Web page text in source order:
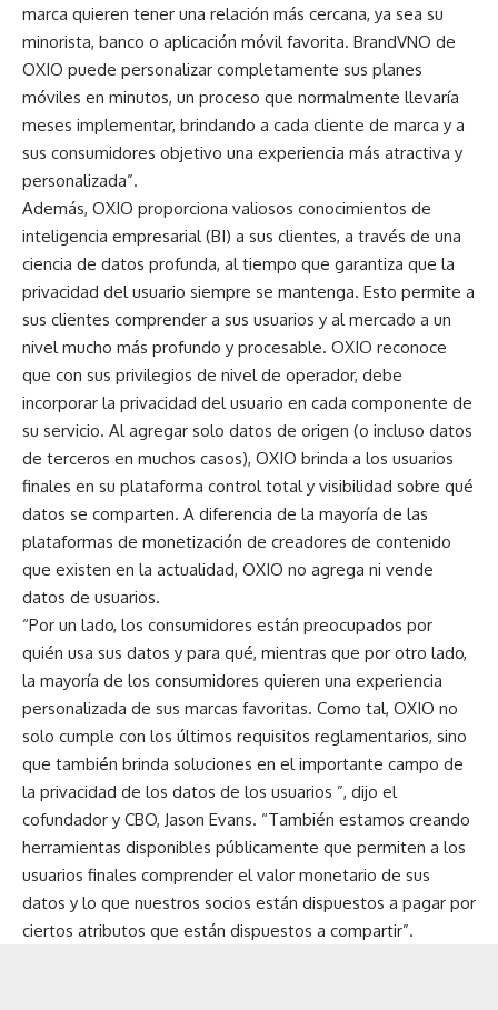
marca quieren tener una relación más cercana, ya sea su
minorista, banco o aplicación móvil favorita. BrandVNO de
OXIO puede personalizar completamente sus planes
móviles en minutos, un proceso que normalmente llevaría
meses implementar, brindando a cada cliente de marca y a
sus consumidores objetivo una experiencia más atractiva y
personalizada”.
Además, OXIO proporciona valiosos conocimientos de
inteligencia empresarial (BI) a sus clientes, a través de una
ciencia de datos profunda, al tiempo que garantiza que la
privacidad del usuario siempre se mantenga. Esto permite a
sus clientes comprender a sus usuarios y al mercado a un
nivel mucho más profundo y procesable. OXIO reconoce
que con sus privilegios de nivel de operador, debe
incorporar la privacidad del usuario en cada componente de
su servicio. Al agregar solo datos de origen (o incluso datos
de terceros en muchos casos), OXIO brinda a los usuarios
finales en su plataforma control total y visibilidad sobre qué
datos se comparten. A diferencia de la mayoría de las
plataformas de monetización de creadores de contenido
que existen en la actualidad, OXIO no agrega ni vende
datos de usuarios.
“Por un lado, los consumidores están preocupados por
quién usa sus datos y para qué, mientras que por otro lado,
la mayoría de los consumidores quieren una experiencia
personalizada de sus marcas favoritas. Como tal, OXIO no
solo cumple con los últimos requisitos reglamentarios, sino
que también brinda soluciones en el importante campo de
la privacidad de los datos de los usuarios ”, dijo el
cofundador y CBO, Jason Evans. “También estamos creando
herramientas disponibles públicamente que permiten a los
usuarios finales comprender el valor monetario de sus
datos y lo que nuestros socios están dispuestos a pagar por
ciertos atributos que están dispuestos a compartir”.